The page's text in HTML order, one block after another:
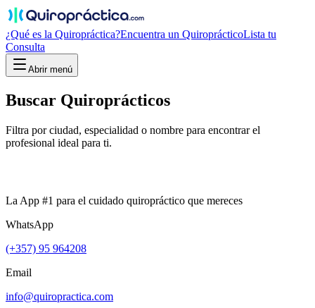
¿Qué es la Quiropráctica?Encuentra un QuiroprácticoLista tu
Consulta
Abrir menú
Buscar Quiroprácticos
Filtra por ciudad, especialidad o nombre para encontrar el
profesional ideal para ti.
La App #1 para el cuidado quiropráctico que mereces
WhatsApp
(+357) 95 964208
Email
info@quiropractica.com